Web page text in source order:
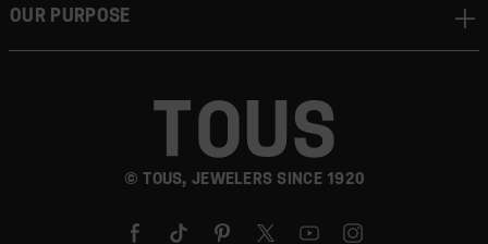
© TOUS, JEWELERS SINCE 1920
Our Purpose